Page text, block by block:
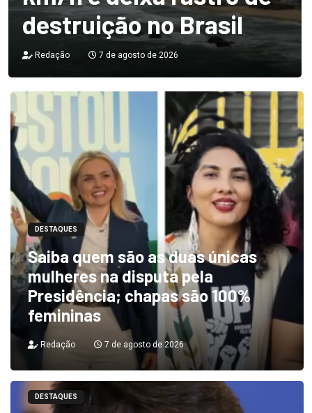
destruição no Brasil
Redação 7 de agosto de 2026
DESTAQUES
Saiba quem são as duas únicas
mulheres na disputa pela
Presidência; chapas são 100%
femininas
Redação 7 de agosto de 2026
DESTAQUES